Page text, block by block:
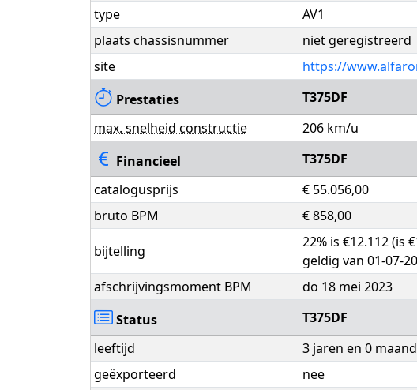
type
AV1
plaats chassisnummer
niet geregistreerd
site
https://
Prestaties
T375DF
max. snelheid constructie
206 km/u
Financieel
T375DF
catalogusprijs
€ 55.056,00
bruto BPM
€ 858,00
bijtelling
22% is €12.112 (is
geldig van 01-07-
afschrijvingsmoment BPM
do 18 mei 2023
Status
T375DF
leeftijd
3 jaren en 0
geëxporteerd
nee